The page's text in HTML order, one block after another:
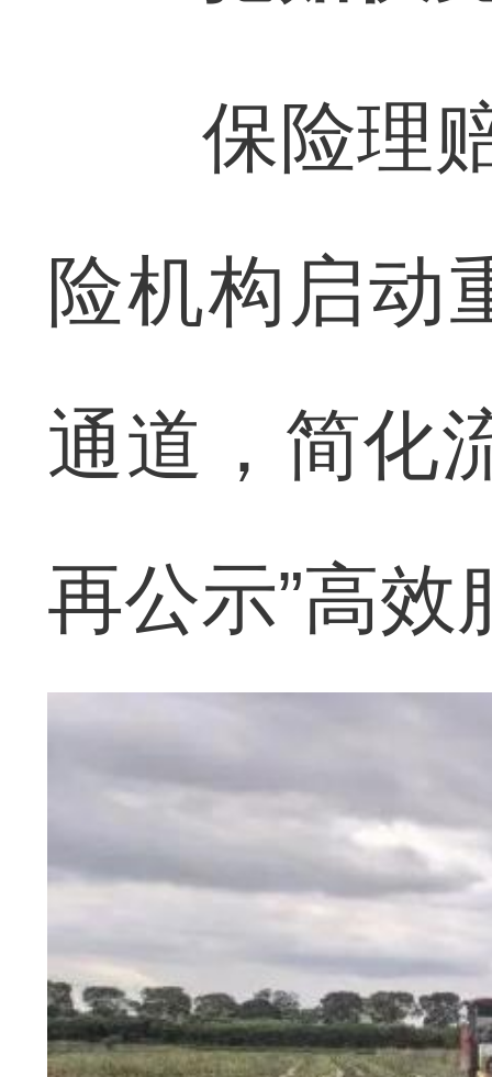
保险理赔
险机构启动
通道，简化
再公示”高